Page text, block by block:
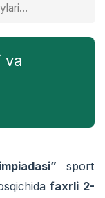
va
sport
faxrli 2-